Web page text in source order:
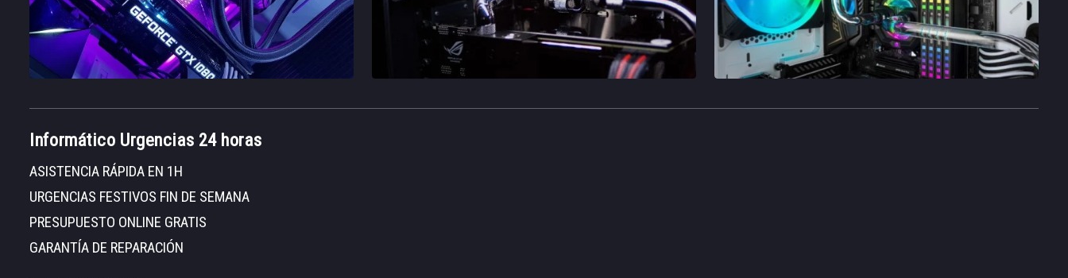
Informático Urgencias 24 horas
ASISTENCIA RÁPIDA EN 1H
URGENCIAS FESTIVOS FIN DE SEMANA
PRESUPUESTO ONLINE GRATIS
GARANTÍA DE REPARACIÓN